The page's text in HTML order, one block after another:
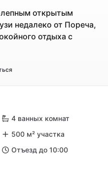
открытым
недалеко от Пореча,
отдыха с
4 ванных комнат
500 м² участка
Отъезд до 10:00